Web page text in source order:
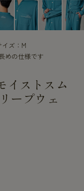
ズ：M
めの仕様です
イストスム
ープウェ